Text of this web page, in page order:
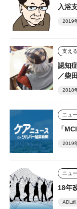
入浴
2019
認知
／柴
2018
ニュ
「
2019
ニュ
18年
ADL